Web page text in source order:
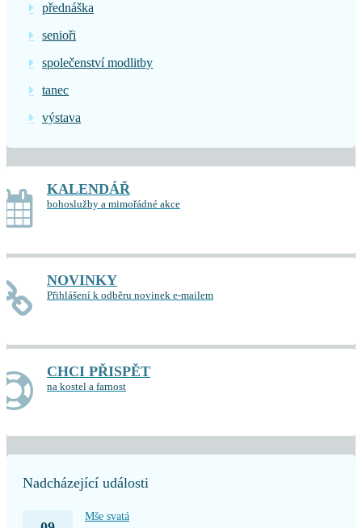
přednáška
senioři
společenství modlitby
tanec
výstava
KALENDÁŘ
bohoslužby a mimořádné akce
NOVINKY
Přihlášení k odběru novinek e-mailem
CHCI PŘISPĚT
na kostel a farnost
Nadcházející události
Mše svatá